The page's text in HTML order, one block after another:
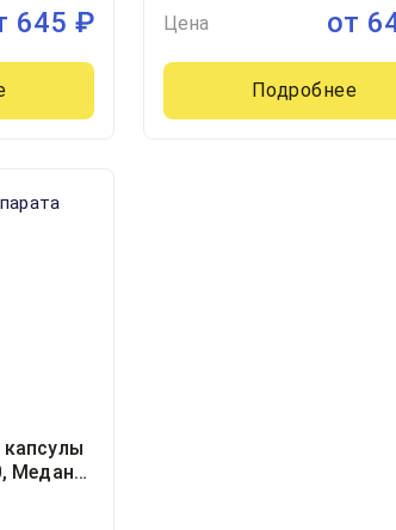
645 ₽ Цена от
Подробнее
капсулы
Медана